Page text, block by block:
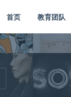
首页 教育团队